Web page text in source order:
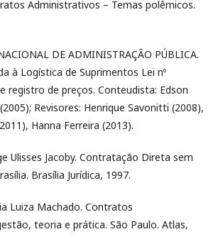
Administrativos – Temas polêmicos.
DE ADMINISTRAÇÃO PÚBLICA.
à Logística de Suprimentos Lei nº
registro de preços. Conteudista: Edson
Revisores: Henrique Savonitti (2008),
Hanna Ferreira (2013).
Ulisses Jacoby. Contratação Direta sem
Brasília Jurídica, 1997.
Luiza Machado. Contratos
teoria e prática. São Paulo. Atlas,